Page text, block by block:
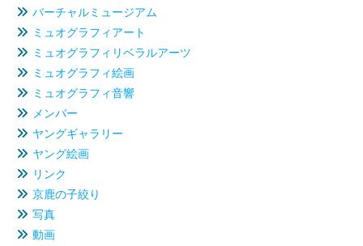
バーチャルミュージアム
ミュオグラフィアート
ミュオグラフィリベラルアーツ
ミュオグラフィ絵画
ミュオグラフィ音響
メンバー
ヤングギャラリー
ヤング絵画
リンク
京鹿の子絞り
写真
動画